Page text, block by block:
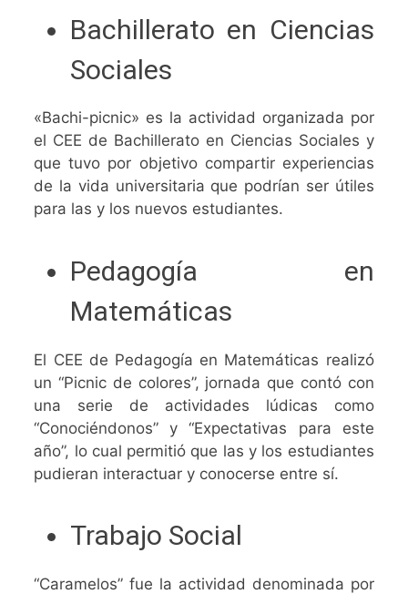
Bachillerato en Ciencias
Sociales
«Bachi-picnic» es la actividad organizada por
el CEE de Bachillerato en Ciencias Sociales y
que tuvo por objetivo compartir experiencias
de la vida universitaria que podrían ser útiles
para las y los nuevos estudiantes.
Pedagogía en
Matemáticas
El CEE de Pedagogía en Matemáticas realizó
un “Picnic de colores”, jornada que contó con
una serie de actividades lúdicas como
“Conociéndonos” y “Expectativas para este
año”, lo cual permitió que las y los estudiantes
pudieran interactuar y conocerse entre sí.
Trabajo Social
“Caramelos” fue la actividad denominada por